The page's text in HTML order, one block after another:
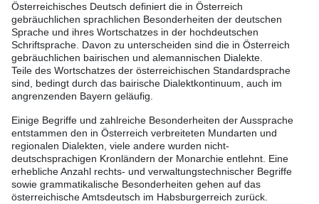
Österreichisches Deutsch definiert die in Österreich
gebräuchlichen sprachlichen Besonderheiten der deutschen
Sprache und ihres Wortschatzes in der hochdeutschen
Schriftsprache. Davon zu unterscheiden sind die in Österreich
gebräuchlichen bairischen und alemannischen Dialekte.
Teile des Wortschatzes der österreichischen Standardsprache
sind, bedingt durch das bairische Dialektkontinuum, auch im
angrenzenden Bayern geläufig.
Einige Begriffe und zahlreiche Besonderheiten der Aussprache
entstammen den in Österreich verbreiteten Mundarten und
regionalen Dialekten, viele andere wurden nicht-
deutschsprachigen Kronländern der Monarchie entlehnt. Eine
erhebliche Anzahl rechts- und verwaltungstechnischer Begriffe
sowie grammatikalische Besonderheiten gehen auf das
österreichische Amtsdeutsch im Habsburgerreich zurück.